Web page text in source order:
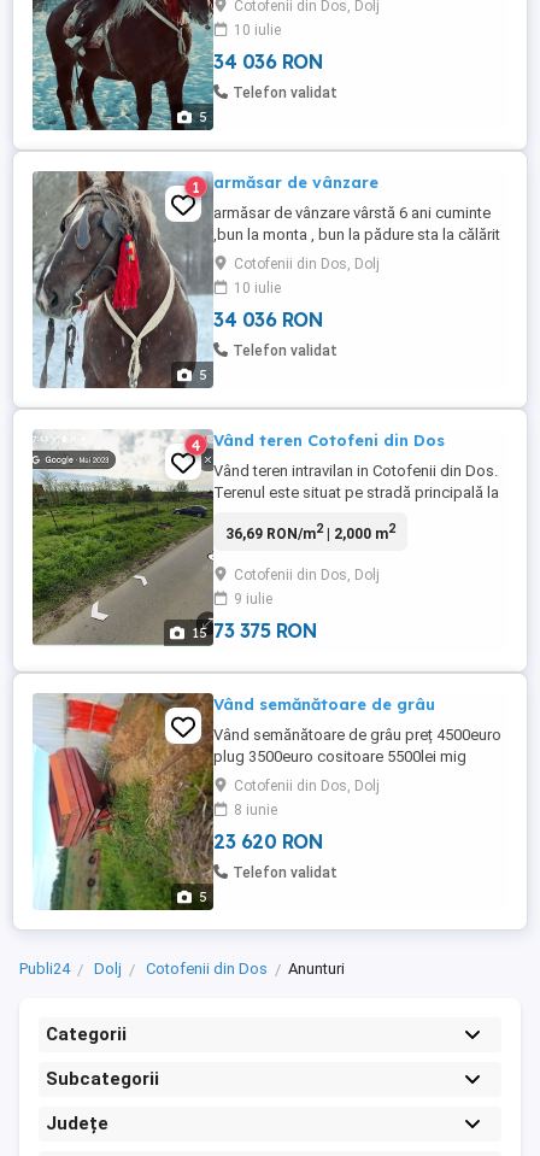
5
caută un nou stăpân !! video la cerere mai
multe detalii in privat!
Cotofenii din Dos, Dolj
10 iulie
34 036 RON
Telefon validat
5
1 armăsar de vânzare
armăsar de vânzare vârstă 6 ani cuminte
,bun la monta , bun la pădure sta la călărit
mai multe detalii in privat!
Cotofenii din Dos, Dolj
10 iulie
34 036 RON
Telefon validat
15
4 Vând teren Cotofeni din Dos
Vând teren intravilan in Cotofenii din Dos.
Terenul este situat pe stradă principală la
100m descidere,20m adâncime total
parcele dispun de plantație de pădure.
Prețul negociabil . Ma puteți contacta la
numărul de telefon ...
36,69 RON/m2| 2,000 m2
Cotofenii din Dos, Dolj
9 iulie
73 375 RON
5
Vând semănătoare de grâu
Vând semănătoare de grâu preț 4500euro
plug 3500euro cositoare 5500lei mig
1000euro combina cu masa de grâu și
masa de porumb site și grătare 15000euro
Cotofenii din Dos, Dolj
8 iunie
23 620 RON
Telefon validat
Publi24 Dolj Cotofenii din Dos Anunturi
Categorii
Subcategorii
Județe